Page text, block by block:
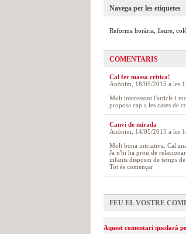
Navega per les etiquetes
Reforma horària, lleure,
COMENTARIS
Cal fer massa crítica!
Anònim, 18/05/2015 a les
Molt interessant l'article i
proposa cap a les cases de
Canvi de mirada
Anònim, 14/05/2015 a les
Molt bona iniciativa. Cal
Ja n'hi ha prou de
infants disposin de temps
Tot és començar
FEU EL VOSTRE
Aquest comentari quedarà